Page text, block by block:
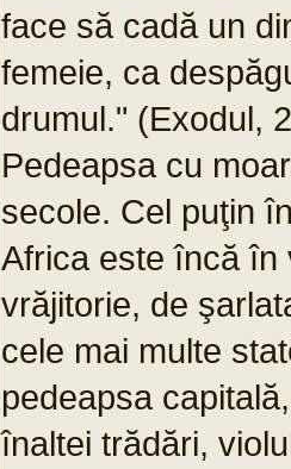
face să cadă un
femeie, ca
drumul." (Exodul,
Pedeapsa cu
secole. Cel puţin
Africa este încă în
vrăjitorie, de
cele mai multe
pedeapsa
înaltei trădări,